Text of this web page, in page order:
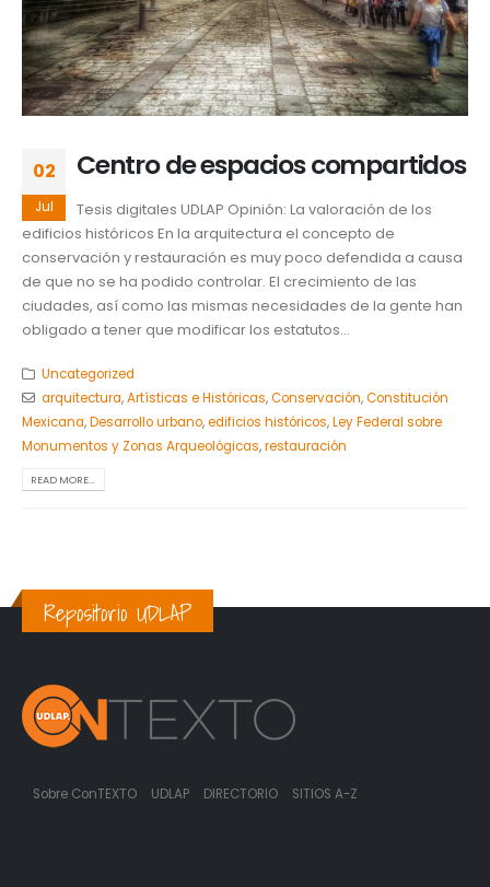
02
Jul
Centro de espacios compartidos
Tesis digitales UDLAP Opinión: La valoración de los
edificios históricos En la arquitectura el concepto de
conservación y restauración es muy poco defendida a causa
de que no se ha podido controlar. El crecimiento de las
ciudades, así como las mismas necesidades de la gente han
obligado a tener que modificar los estatutos...
Uncategorized
arquitectura,Artísticas e Históricas,Conservación,Constitución
Mexicana,Desarrollo urbano,edificios históricos,Ley Federal sobre
Monumentos y Zonas Arqueológicas,restauración
READ MORE...
Repositorio UDLAP
Sobre ConTEXTO UDLAP DIRECTORIO SITIOS A-Z